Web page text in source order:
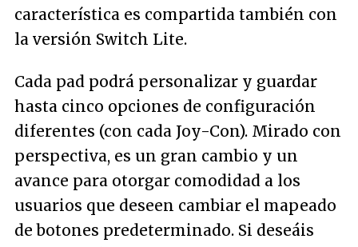
característica es compartida también con
la versión Switch Lite.
Cada pad podrá personalizar y guardar
hasta cinco opciones de configuración
diferentes (con cada Joy-Con). Mirado con
perspectiva, es un gran cambio y un
avance para otorgar comodidad a los
usuarios que deseen cambiar el mapeado
de botones predeterminado. Si deseáis